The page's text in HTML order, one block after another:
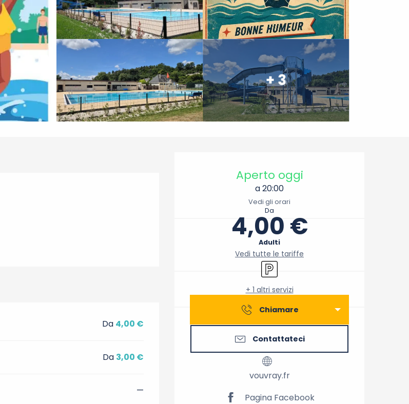
+ 3
Orari e contatti
Aperto oggi
a 20:00
Vedi gli orari
Da
4,00 €
Adulti
Vedi tutte le tariffe
Parcheggio
+ 1 altri servizi
Chiamare
Contattateci
vouvray.fr
Pagina Facebook
Da 4,00 €
Da 3,00 €
—